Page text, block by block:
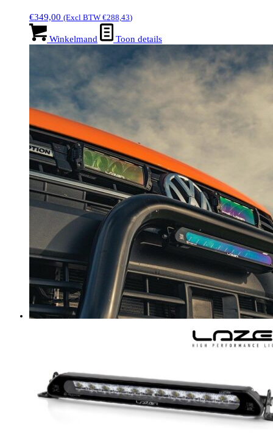
€349,00 (Excl BTW €288,43)
Winkelmand Toon details